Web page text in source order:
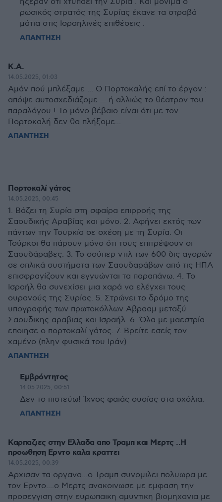
ρωσικός στρατός της Συρίας έκανε τα στραβά
μάτια στις Ισραηλινές επιθέσεις .
ΑΠΑΝΤΗΣΗ
K.A.
14.05.2025, 01:03
Αμάν πού μπλέξαμε ... Ο Πορτοκαλής επί το έργον :
απόψε αυτοσχεδιάζομε ... ή αλλιώς το θέατρον του
παραλόγου ! Το μόνο βέβαιο είναι ότι με τον
Πορτοκαλή δεν θα πλήξομε...
ΑΠΑΝΤΗΣΗ
Πορτοκαλί γάτος
14.05.2025, 00:45
1. Βάζει τη Συρία στη σφαίρα επιρροής της
Σαουδικής Αραβίας και μόνο. 2. Αφήνει εκτός των
πάντων την Τουρκία σε σχέση με τη Συρία. Οι
Τούρκοι θα πάρουν μόνο ότι τους επιτρέψουν οι
Σαουδάραβες. 3. Το σούπερ ντιλ των 600 δις αγορών
σε οπλικά συστήματα των Σαουδαράβων από τις ΗΠΑ
επισφραγίζουν και εγγυώνται τα παραπάνω. 4. Το
Ισραήλ θα συνεχίσει μια χαρά να ελέγχει τους
ουρανούς της Συρίας. 5. Στρώνει το δρόμο της
υπογραφής των πρωτοκόλλων Αβρααμ μεταξύ
Σαουδικης αραβιας και Ισραήλ. 6. Όλα με μαεστρία
εποιησε ο πορτοκαλί γάτος. 7. Βρείτε εσείς τον
χαμένο (πλην φυσικά του Ιράν)
ΑΠΑΝΤΗΣΗ
Εμβρόντητος
14.05.2025, 00:51
Δεν το πιστεύω! Ίχνος φαιάς ουσίας στα σχόλια.
ΑΠΑΝΤΗΣΗ
Καρπαζιες στην Ελλαδα απο Τραμπ και Μερτς ..Η
προωθηση Ερντο καλα κραττει
14.05.2025, 00:39
Αρχισαν τα οργανα...ο Τραμπ συνομιλει πολυωρα με
τον Ερντο....ο Μερτς ανακοινωσε με εμφαση την
προσεγγιση στην ευρωπαικη αμυντικη βιομηχανια με